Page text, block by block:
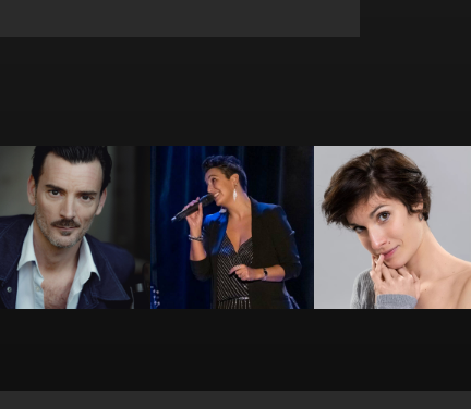
Bertrand Schol Betty La Ferrara
Camille
Fernandez